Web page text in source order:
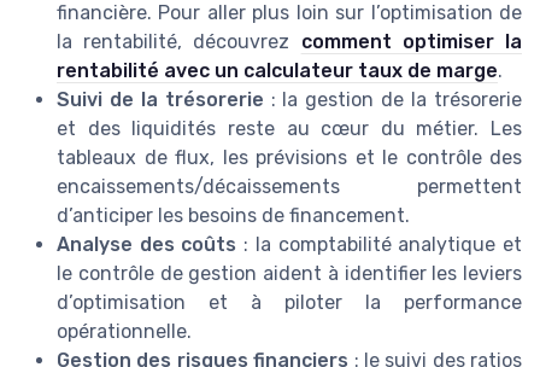
financière. Pour aller plus loin sur l’optimisation de
la rentabilité, découvrez comment optimiser la
rentabilité avec un calculateur taux de marge.
Suivi de la trésorerie : la gestion de la trésorerie
et des liquidités reste au cœur du métier. Les
tableaux de flux, les prévisions et le contrôle des
encaissements/décaissements permettent
d’anticiper les besoins de financement.
Analyse des coûts : la comptabilité analytique et
le contrôle de gestion aident à identifier les leviers
d’optimisation et à piloter la performance
opérationnelle.
Gestion des risques financiers : le suivi des ratios